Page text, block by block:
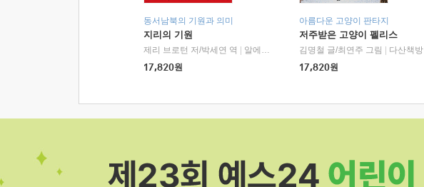
동서남북의 기원과 의미
지리의 기원
제리 브로턴 저/박세연 역
알에이치코리아(RHK)
17,820원
아름다운 고양이 판타지
저주받은 고양이 펠리스
김명철 글/최연주 그림
다산책방
17,820원